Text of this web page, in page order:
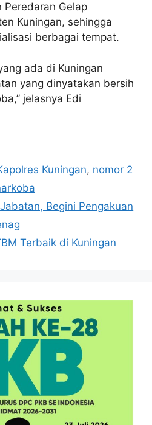
Peredaran Gelap
Kuningan, sehingga
berbagai tempat.
ada di Kuningan
yang dinyatakan bersih
jelasnya Edi
Kuningan, nomor 2
Begini Pengakuan
Terbaik di Kuningan